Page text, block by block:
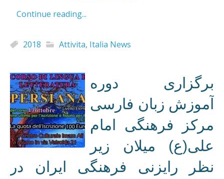
Continue reading...
2018 Attivita, Italia News
برگزاری دوره
آموزش زبان فارسی
مرکز فرهنگی امام
علی(ع) میلان زیر
نظر رایزنی فرهنگی ایران در